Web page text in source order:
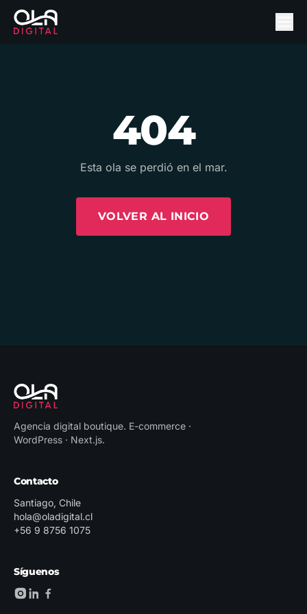
404
Esta ola se perdió en el mar.
VOLVER AL INICIO
Agencia digital boutique. E-commerce ·
WordPress · Next.js.
Contacto
Santiago, Chile
hola@oladigital.cl
+56 9 8756 1075
Síguenos